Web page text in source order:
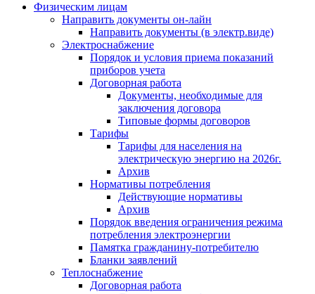
Физическим лицам
Направить документы он-лайн
Направить документы (в электр.виде)
Электроснабжение
Порядок и условия приема показаний
приборов учета
Договорная работа
Документы, необходимые для
заключения договора
Типовые формы договоров
Тарифы
Тарифы для населения на
электрическую энергию на 2026г.
Архив
Нормативы потребления
Действующие нормативы
Архив
Порядок введения ограничения режима
потребления электроэнергии
Памятка гражданину-потребителю
Бланки заявлений
Теплоснабжение
Договорная работа